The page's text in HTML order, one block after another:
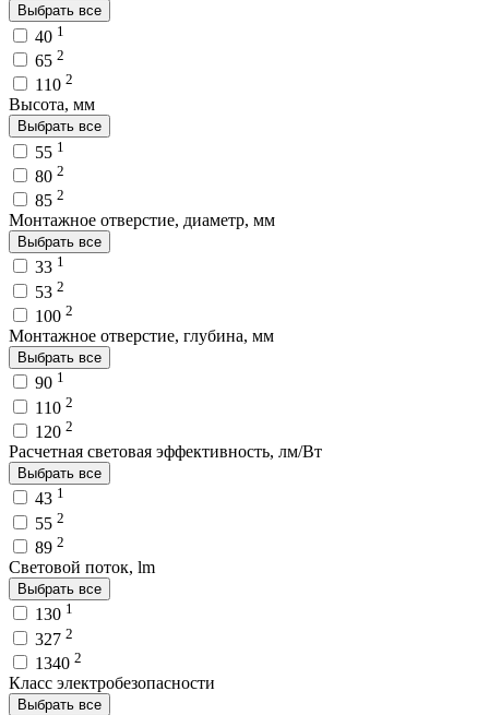
Выбрать все
40 1
65 2
110 2
Высота, мм
Выбрать все
55 1
80 2
85 2
Монтажное отверстие, диаметр, мм
Выбрать все
33 1
53 2
100 2
Монтажное отверстие, глубина, мм
Выбрать все
90 1
110 2
120 2
Расчетная световая эффективность, лм/Вт
Выбрать все
43 1
55 2
89 2
Световой поток, lm
Выбрать все
130 1
327 2
1340 2
Класс электробезопасности
Выбрать все